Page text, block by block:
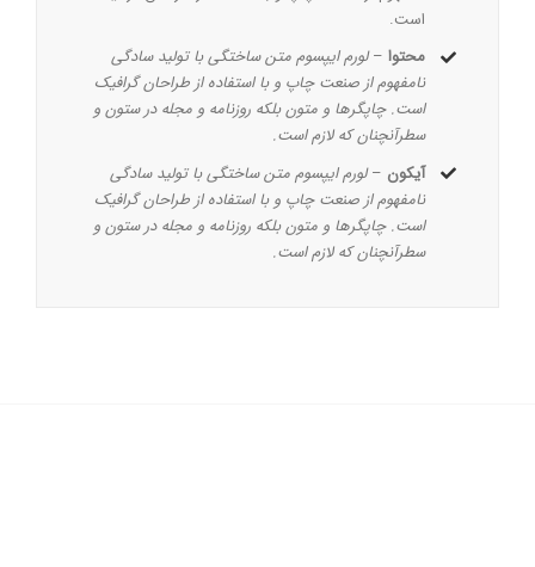
است.
محتوا –لورم ایپسوم متن ساختگی با تولید سادگی
نامفهوم از صنعت چاپ و با استفاده از طراحان گرافیک
است. چاپگرها و متون بلکه روزنامه و مجله در ستون و
سطرآنچنان که لازم است.
آیکون –لورم ایپسوم متن ساختگی با تولید سادگی
نامفهوم از صنعت چاپ و با استفاده از طراحان گرافیک
است. چاپگرها و متون بلکه روزنامه و مجله در ستون و
سطرآنچنان که لازم است.